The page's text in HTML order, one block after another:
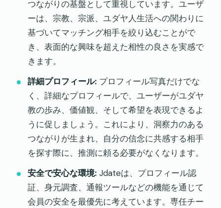
つながりの基盤として重視しています。ユーザ
ーは、宗教、宗派、ユダヤ人生活への関わりに
基づいてマッチング相手を絞り込むことがで
き、表面的な興味を超えた相性の良さを実感で
きます。
詳細プロフィール: プロフィール写真だけでな
く、詳細なプロフィールで、ユーザーがユダヤ
教の歩み、価値観、そして希望を表現できるよ
うに促しましょう。これにより、洞察力のある
つながりが生まれ、自分の信念に共感する相手
を探す際に、推測に頼る必要がなくなります。
安全で安心な環境: Jdateは、プロフィール認
証、身元調査、通報ツールなどの機能を通じて
会員の安全を最優先に考えています。専任チー